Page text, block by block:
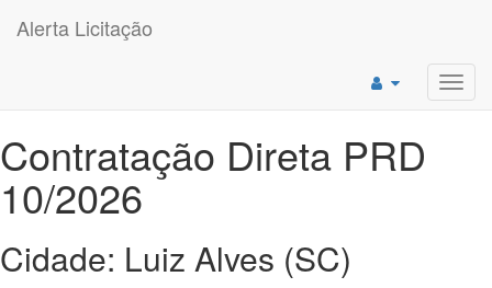
Alerta Licitação
Contratação Direta PRD
10/2026
Cidade: Luiz Alves (SC)